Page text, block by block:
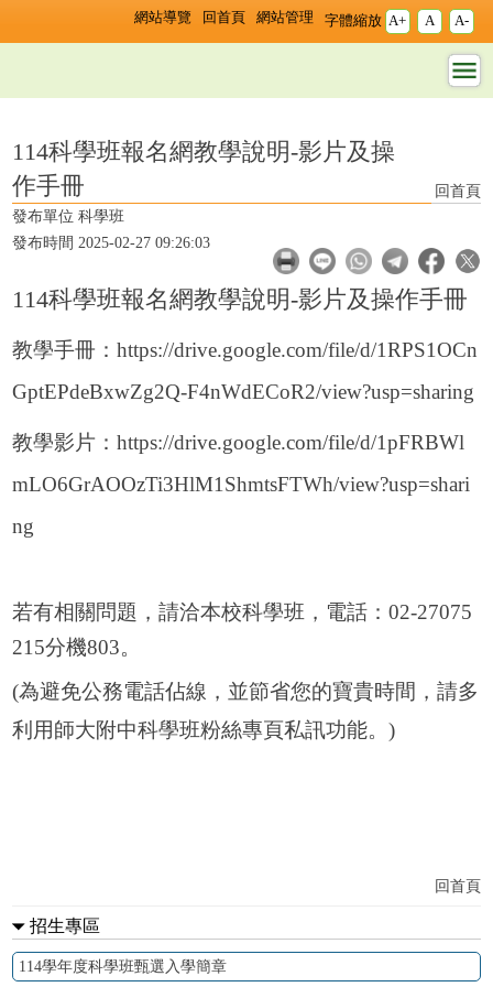
網站導覽 回首頁 網站管理 字體縮放 A+ A A-
114科學班報名網教學說明-影片及
114科學班報名網教學說明-影片及操
作手冊
發布單位 科學班
發布時間 2025-02-27 09:26:03
回首頁
114科學班報名網教學說明-影片及操作手冊
教學手冊：https://drive.google.com/file/d/1RPS1OCn
GptEPdeBxwZg2Q-F4nWdECoR2/view?usp=sharing
教學影片：https://drive.google.com/file/d/1pFRBWl
mLO6GrAOOzTi3HlM1ShmtsFTWh/view?usp=shari
ng
若有相關問題，請洽本校科學班，電話：02-27075
215分機803。
(為避免公務電話佔線，並節省您的寶貴時間，請多
利用師大附中科學班粉絲專頁私訊功能。)
回首頁
招生專區
114學年度科學班甄選入學簡章